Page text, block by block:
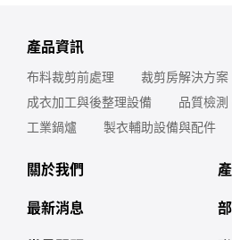
產品資訊
布料裁剪前處理
裁剪房解決方案
成衣加工與後整理設備
品質檢
工業鍋爐
製衣輔助設備與配件
關於我們
最新消息